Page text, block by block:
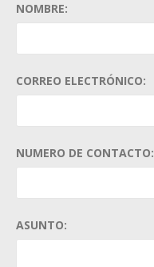
NOMBRE:
CORREO ELECTRÓNICO:
NUMERO DE CONTACTO:
ASUNTO: